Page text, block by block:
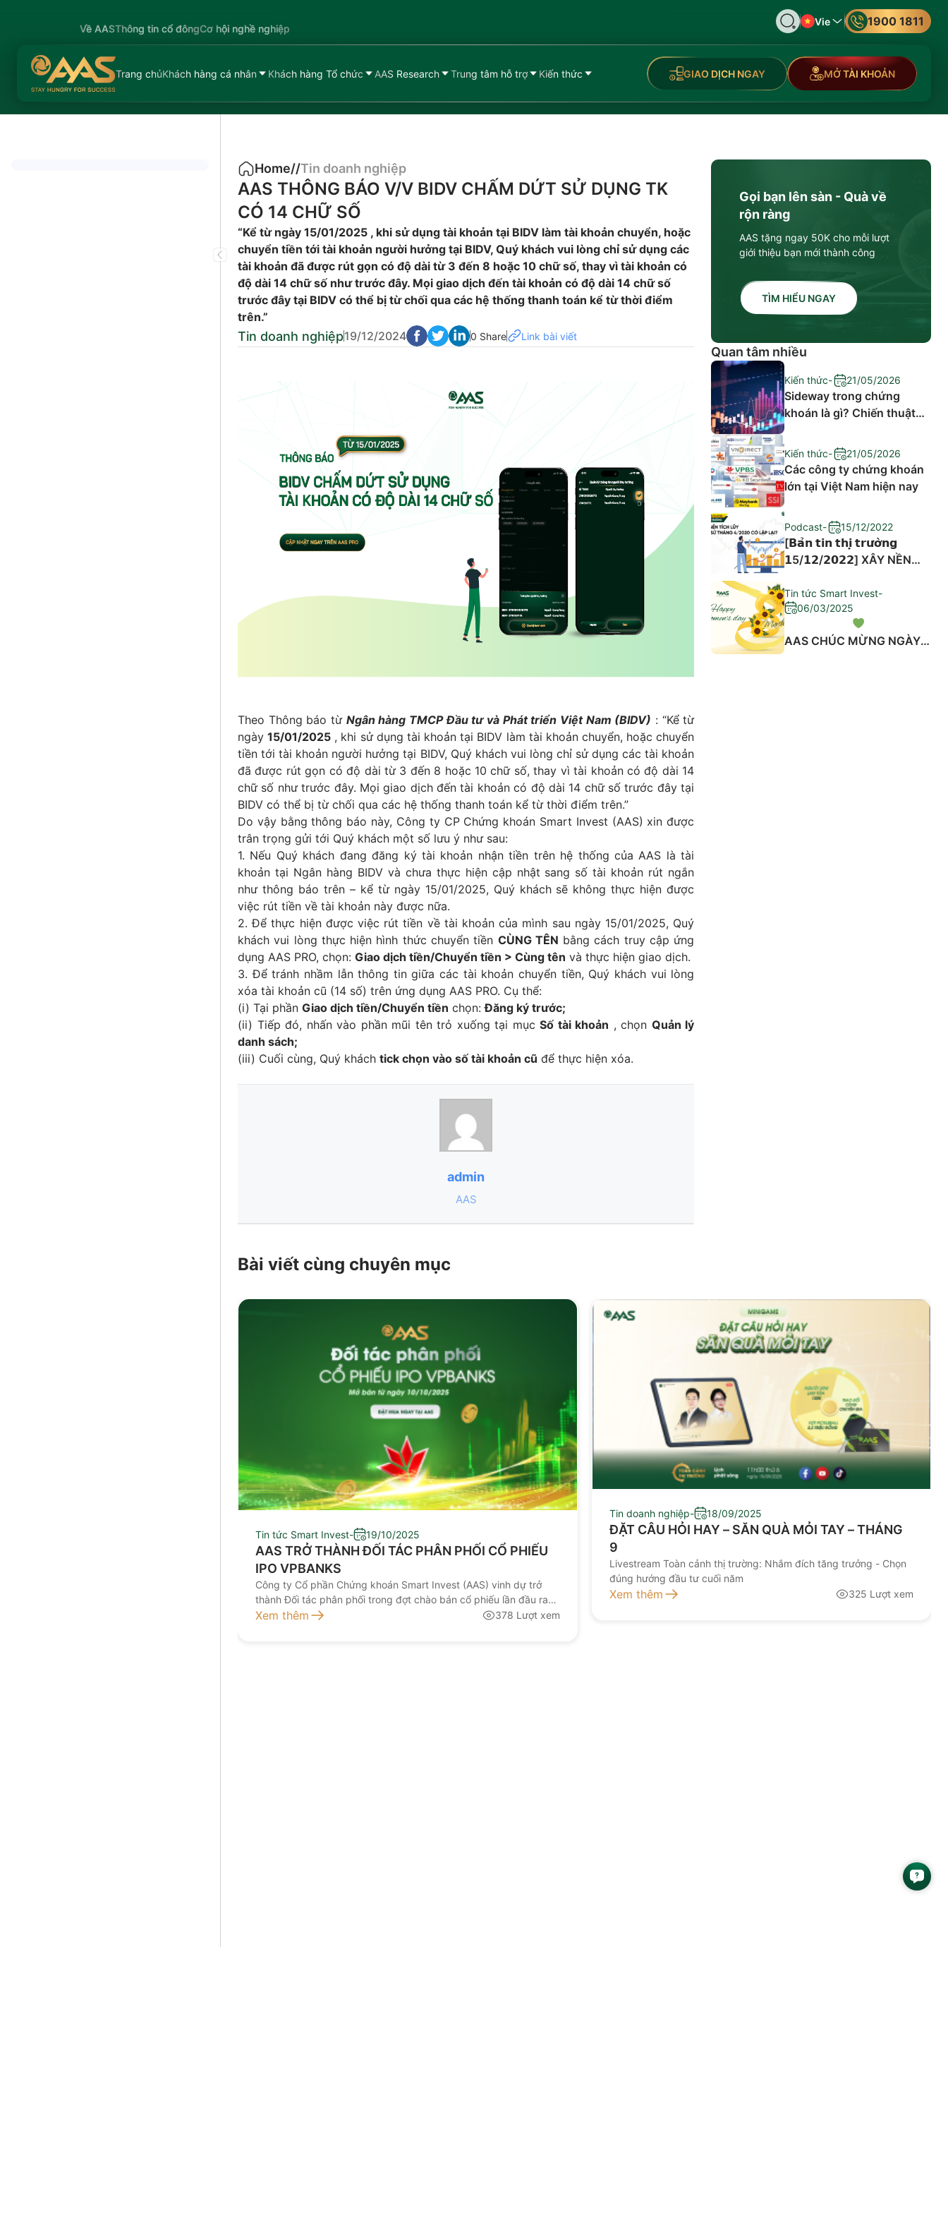
Về AASThông tin cổ đôngCơ hội nghề nghiệp
Vie 1900 1811
Trang chủKhách hàng cá nhân Khách hàng Tổ chức AAS Research Trung tâm hỗ trợ Kiến thức GIAO DỊCH NGAY MỞ TÀI KHOẢN
Home//Tin doanh nghiệp
AAS THÔNG BÁO V/V BIDV CHẤM DỨT SỬ DỤNG TK
CÓ 14 CHỮ SỐ
“Kể từ ngày 15/01/2025 , khi sử dụng tài khoản tại BIDV làm tài khoản chuyển, hoặc
chuyển tiền tới tài khoản người hưởng tại BIDV, Quý khách vui lòng chỉ sử dụng các
tài khoản đã được rút gọn có độ dài từ 3 đến 8 hoặc 10 chữ số, thay vì tài khoản có
độ dài 14 chữ số như trước đây. Mọi giao dịch đến tài khoản có độ dài 14 chữ số
trước đây tại BIDV có thể bị từ chối qua các hệ thống thanh toán kể từ thời điểm
trên.”
Tin doanh nghiệp19/12/2024 0 Share Link bài viết
Theo Thông báo từ Ngân hàng TMCP Đầu tư và Phát triển Việt Nam (BIDV) : “Kể từ
ngày15/01/2025 , khi sử dụng tài khoản tại BIDV làm tài khoản chuyển, hoặc chuyển
tiền tới tài khoản người hưởng tại BIDV, Quý khách vui lòng chỉ sử dụng các tài khoản
đã được rút gọn có độ dài từ 3 đến 8 hoặc 10 chữ số, thay vì tài khoản có độ dài 14
chữ số như trước đây. Mọi giao dịch đến tài khoản có độ dài 14 chữ số trước đây tại
BIDV có thể bị từ chối qua các hệ thống thanh toán kể từ thời điểm trên.”
Do vậy bằng thông báo này, Công ty CP Chứng khoán Smart Invest (AAS) xin được
trân trọng gửi tới Quý khách một số lưu ý như sau:
1. Nếu Quý khách đang đăng ký tài khoản nhận tiền trên hệ thống của AAS là tài
khoản tại Ngân hàng BIDV và chưa thực hiện cập nhật sang số tài khoản rút ngắn
như thông báo trên – kể từ ngày 15/01/2025, Quý khách sẽ không thực hiện được
việc rút tiền về tài khoản này được nữa.
2. Để thực hiện được việc rút tiền về tài khoản của mình sau ngày 15/01/2025, Quý
khách vui lòng thực hiện hình thức chuyển tiền CÙNG TÊN bằng cách truy cập ứng
dụng AAS PRO, chọn: Giao dịch tiền/Chuyển tiền > Cùng tên và thực hiện giao dịch.
3. Để tránh nhầm lẫn thông tin giữa các tài khoản chuyển tiền, Quý khách vui lòng
xóa tài khoản cũ (14 số) trên ứng dụng AAS PRO. Cụ thể:
(i) Tại phần Giao dịch tiền/Chuyển tiền chọn:Đăng ký trước;
(ii) Tiếp đó, nhấn vào phần mũi tên trỏ xuống tại mụcSố tài khoản , chọn Quản lý
danh sách;
(iii) Cuối cùng, Quý khách tick chọn vào số tài khoản cũ để thực hiện xóa.
admin
AAS
Gọi bạn lên sàn - Quà về
rộn ràng
AAS tặng ngay 50K cho mỗi lượt
giới thiệu bạn mới thành công
TÌM HIỂU NGAY
Quan tâm nhiều
Kiến thức- 21/05/2026
Sideway trong chứng
khoán là gì? Chiến thuật
Kiến thức- 21/05/2026
Các công ty chứng khoán
lớn tại Việt Nam hiện nay
Podcast- 15/12/2022
[𝗕𝗮̉𝗻 𝘁𝗶𝗻 𝘁𝗵𝗶̣ 𝘁𝗿𝘂̛𝗼̛̀𝗻𝗴
𝟭5/𝟭𝟮/𝟮𝟬𝟮𝟮] XÂY NỀN
THÁNG 4/2020 CÓ LẶP
LẠI?
Tin tức Smart Invest-
06/03/2025
AAS CHÚC MỪNG NGÀY
Bài viết cùng chuyên mục
Tin tức Smart Invest- 19/10/2025
AAS TRỞ THÀNH ĐỐI TÁC PHÂN PHỐI CỔ PHIẾU
IPO VPBANKS
Công ty Cổ phần Chứng khoán Smart Invest (AAS) vinh dự trở
thành Đối tác phân phối trong đợt chào bán cổ phiếu lần đầu ra
công chúng của Công ty Cổ phần Chứng khoán VPBank
Xem thêm 378 Lượt xem
Tin doanh nghiệp- 18/09/2025
ĐẶT CÂU HỎI HAY – SĂN QUÀ MỎI TAY – THÁNG
9
Livestream Toàn cảnh thị trường: Nhắm đích tăng trưởng - Chọn
đúng hướng đầu tư cuối năm
Xem thêm 325 Lượt xem